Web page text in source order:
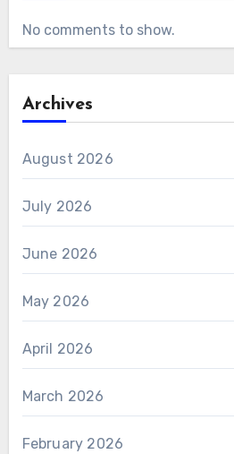
No comments to show.
Archives
August 2026
July 2026
June 2026
May 2026
April 2026
March 2026
February 2026